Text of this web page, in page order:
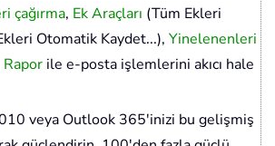
çağırma, Ek Araçları (Tüm Ekleri
Otomatik Kaydet...), Yinelenenleri
Rapor ile e-posta işlemlerini akıcı hale
veya Outlook 365'inizi bu gelişmiş